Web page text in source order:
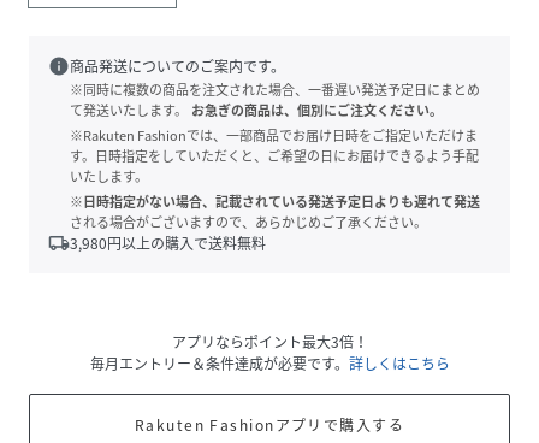
info商品発送についてのご案内です。
※同時に複数の商品を注文された場合、一番遅い発送予定日にまとめ
て発送いたします。
お急ぎの商品は、個別にご注文ください。
※Rakuten Fashionでは、一部商品でお届け日時をご指定いただけま
す。日時指定をしていただくと、ご希望の日にお届けできるよう手配
いたします。
※日時指定がない場合、記載されている発送予定日よりも遅れて発送
される場合がございますので、あらかじめご了承ください。
local_shipping3,980円以上の購入で送料無料
アプリならポイント最大3倍！
毎月エントリー＆条件達成が必要です。 詳しくはこちら
Rakuten Fashionアプリで購入する